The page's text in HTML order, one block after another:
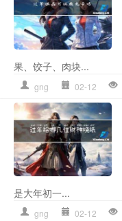
果、饺子、肉块...
gng 02-12
是大年初一...
gng 02-12